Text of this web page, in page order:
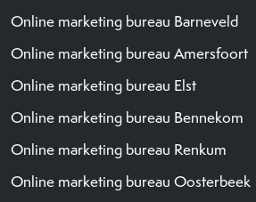
Online marketing bureau Barneveld
Online marketing bureau Amersfoort
Online marketing bureau Elst
Online marketing bureau Bennekom
Online marketing bureau Renkum
Online marketing bureau Oosterbeek